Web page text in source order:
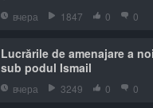
вчера 1847 0 0
Lucrările de amenajare a
sub podul Ismail
вчера 3249 0 0